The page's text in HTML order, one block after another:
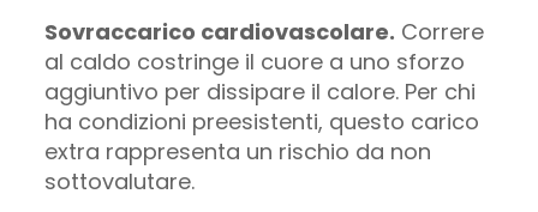
Sovraccarico cardiovascolare. Correre
al caldo costringe il cuore a uno sforzo
aggiuntivo per dissipare il calore. Per chi
ha condizioni preesistenti, questo carico
extra rappresenta un rischio da non
sottovalutare.